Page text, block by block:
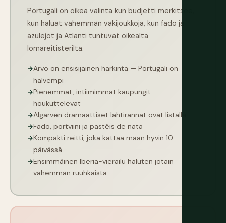
Portugali on oikea valinta kun budjetti merkitsee,
kun haluat vähemmän väkijoukkoja, kun fado ja
azulejot ja Atlanti tuntuvat oikealta
lomareitisteriltä.
Arvo on ensisijainen harkinta — Portugali on
halvempi
Pienemmät, intiimimmät kaupungit
houkuttelevat
Algarven dramaattiset lahtirannat ovat listalla
Fado, portviini ja pastéis de nata
Kompakti reitti, joka kattaa maan hyvin 10
päivässä
Ensimmäinen Iberia-vierailu haluten jotain
vähemmän ruuhkaista